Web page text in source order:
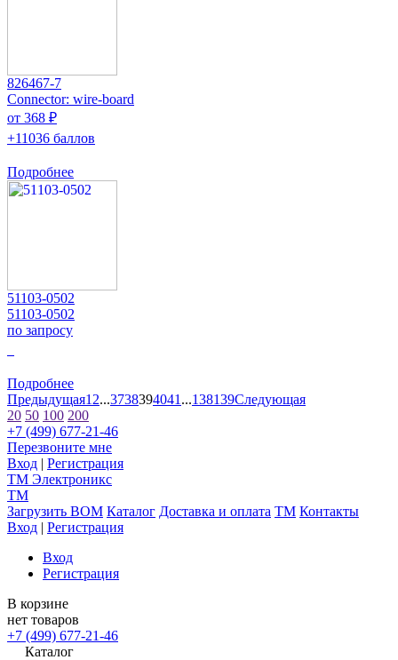
826467-7
Connector: wire-board
от 368 ₽
+11036 баллов
Подробнее
51103-0502
51103-0502
по запросу
Подробнее
Предыдущая1 2...3738394041 ...138139Следующая
20 50 100 200
+7 (499) 677-21-46
Перезвоните мне
Вход | Регистрация
TM Электроникс
TM
Загрузить BOM Каталог Доставка и оплата TM Контакты
Вход | Регистрация
Вход
Регистрация
В корзине
нет товаров
+7 (499) 677-21-46
Каталог